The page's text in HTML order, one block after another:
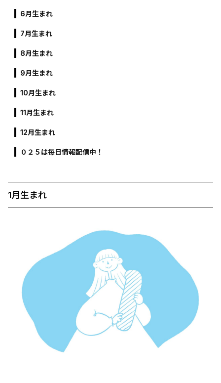
6月生まれ
7月生まれ
8月生まれ
9月生まれ
10月生まれ
11月生まれ
12月生まれ
０２５は毎日情報配信中！
1月生まれ